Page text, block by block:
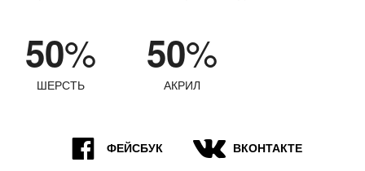
50%
ШЕРСТЬ
50%
АКРИЛ
9 ФЕЙСБУК 7 ВКОНТАКТЕ